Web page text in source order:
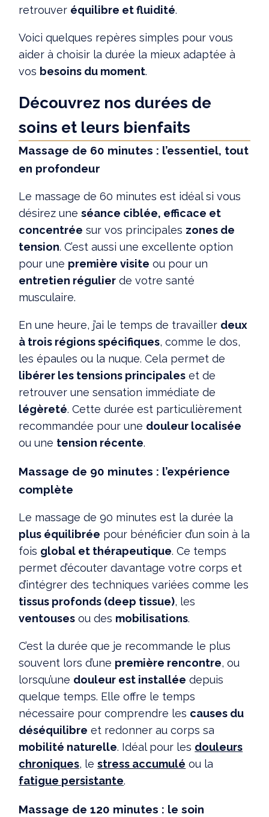
retrouver équilibre et fluidité.
Voici quelques repères simples pour vous
aider à choisir la durée la mieux adaptée à
vos besoins du moment.
Découvrez nos durées de
soins et leurs bienfaits
Massage de 60 minutes : l’essentiel, tout
en profondeur
Le massage de 60 minutes est idéal si vous
désirez uneséance ciblée, efficace et
concentrée sur vos principales zones de
tension. C’est aussi une excellente option
pour une première visite ou pour un
entretien régulier de votre santé
musculaire.
En une heure, j’ai le temps de travailler deux
à trois régions spécifiques, comme le dos,
les épaules ou la nuque. Cela permet de
libérer les tensions principales et de
retrouver une sensation immédiate de
légèreté. Cette durée est particulièrement
recommandée pour une douleur localisée
ou une tension récente.
Massage de 90 minutes : l’expérience
complète
Le massage de 90 minutes est la durée la
plus équilibrée pour bénéficier d’un soin à la
fois global et thérapeutique. Ce temps
permet d’écouter davantage votre corps et
d’intégrer des techniques variées comme les
tissus profonds (deep tissue), les
ventouses ou des mobilisations.
C’est la durée que je recommande le plus
souvent lors d’une première rencontre, ou
lorsqu’une douleur est installée depuis
quelque temps. Elle offre le temps
nécessaire pour comprendre les causes du
déséquilibre et redonner au corps sa
mobilité naturelle. Idéal pour les douleurs
chroniques, lestress accumulé ou la
fatigue persistante.
Massage de 120 minutes : le soin